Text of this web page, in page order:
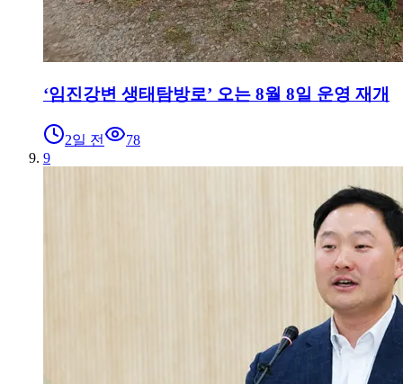
‘임진강변 생태탐방로’ 오는 8월 8일 운영 재개
2일 전
78
9